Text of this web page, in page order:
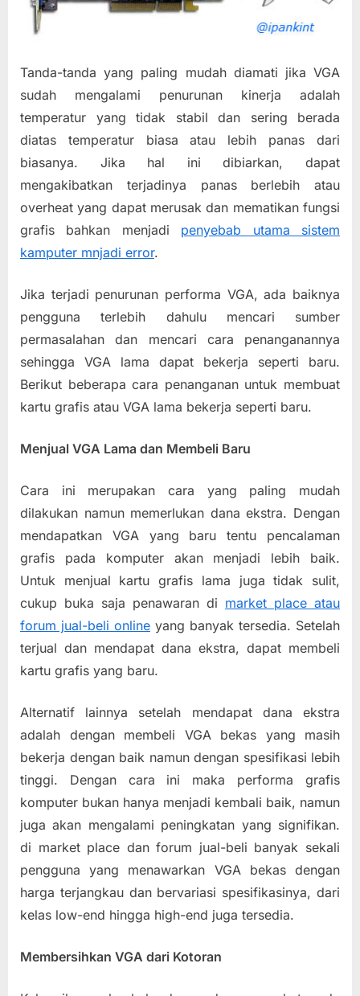
Tanda-tanda yang paling mudah diamati jika VGA
sudah mengalami penurunan kinerja adalah
temperatur yang tidak stabil dan sering berada
diatas temperatur biasa atau lebih panas dari
biasanya. Jika hal ini dibiarkan, dapat
mengakibatkan terjadinya panas berlebih atau
overheat yang dapat merusak dan mematikan fungsi
grafis bahkan menjadi penyebab utama sistem
kamputer mnjadi error.
Jika terjadi penurunan performa VGA, ada baiknya
pengguna terlebih dahulu mencari sumber
permasalahan dan mencari cara penanganannya
sehingga VGA lama dapat bekerja seperti baru.
Berikut beberapa cara penanganan untuk membuat
kartu grafis atau VGA lama bekerja seperti baru.
Menjual VGA Lama dan Membeli Baru
Cara ini merupakan cara yang paling mudah
dilakukan namun memerlukan dana ekstra. Dengan
mendapatkan VGA yang baru tentu pencalaman
grafis pada komputer akan menjadi lebih baik.
Untuk menjual kartu grafis lama juga tidak sulit,
cukup buka saja penawaran di market place atau
forum jual-beli online yang banyak tersedia. Setelah
terjual dan mendapat dana ekstra, dapat membeli
kartu grafis yang baru.
Alternatif lainnya setelah mendapat dana ekstra
adalah dengan membeli VGA bekas yang masih
bekerja dengan baik namun dengan spesifikasi lebih
tinggi. Dengan cara ini maka performa grafis
komputer bukan hanya menjadi kembali baik, namun
juga akan mengalami peningkatan yang signifikan.
di market place dan forum jual-beli banyak sekali
pengguna yang menawarkan VGA bekas dengan
harga terjangkau dan bervariasi spesifikasinya, dari
kelas low-end hingga high-end juga tersedia.
Membersihkan VGA dari Kotoran